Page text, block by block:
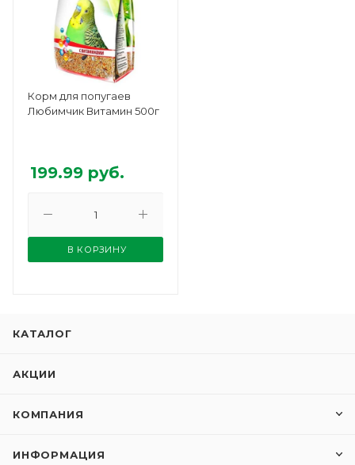
Корм для попугаев
Любимчик Витамин 500г
199.99 руб.
В КОРЗИНУ
КАТАЛОГ
АКЦИИ
КОМПАНИЯ
ИНФОРМАЦИЯ